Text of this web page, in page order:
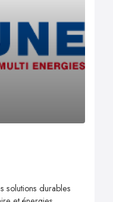
solutions durables